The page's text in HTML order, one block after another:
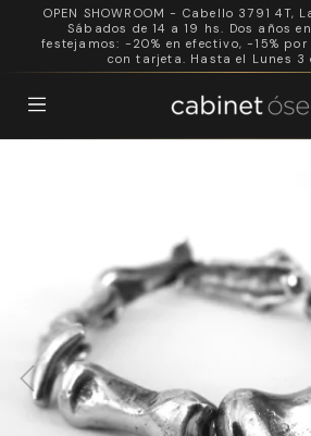
OPEN SHOWROOM - Cabello 3791 4T,
Sábados de 14 a 19 hs. Dos años
festejamos: -20% en efectivo, -15%
con tarjeta. Hasta el Lunes 3